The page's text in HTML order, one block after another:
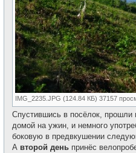
IMG_2235.JPG (124.84 КБ) 37157
Спустившись в посёлок, прошли
домой на ужин, и немного
боковую в предвкушении
А второй день принёс